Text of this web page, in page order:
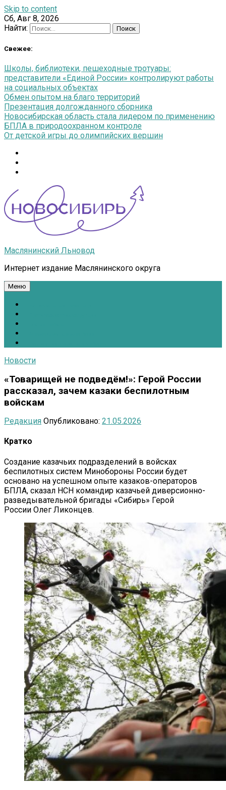
Skip to content
Сб, Авг 8, 2026
Найти:
Свежее:
Школы, библиотеки, пешеходные тротуары:
представители «Единой России» контролируют работы
на социальных объектах
Обмен опытом на благо территорий
Презентация долгожданного сборника
Новосибирская область стала лидером по применению
БПЛА в природоохранном контроле
От детской игры до олимпийских вершин
Маслянинский Льновод
Интернет издание Маслянинского округа
Меню
Новости
«Товарищей не подведём!»: Герой России
рассказал, зачем казаки беспилотным
войскам
Редакция Опубликовано: 21.05.2026
Кратко
Создание казачьих подразделений в войсках
беспилотных систем Минобороны России будет
основано на успешном опыте казаков-операторов
БПЛА, сказал НСН командир казачьей диверсионно-
разведывательной бригады «Сибирь» Герой
России Олег Ликонцев.